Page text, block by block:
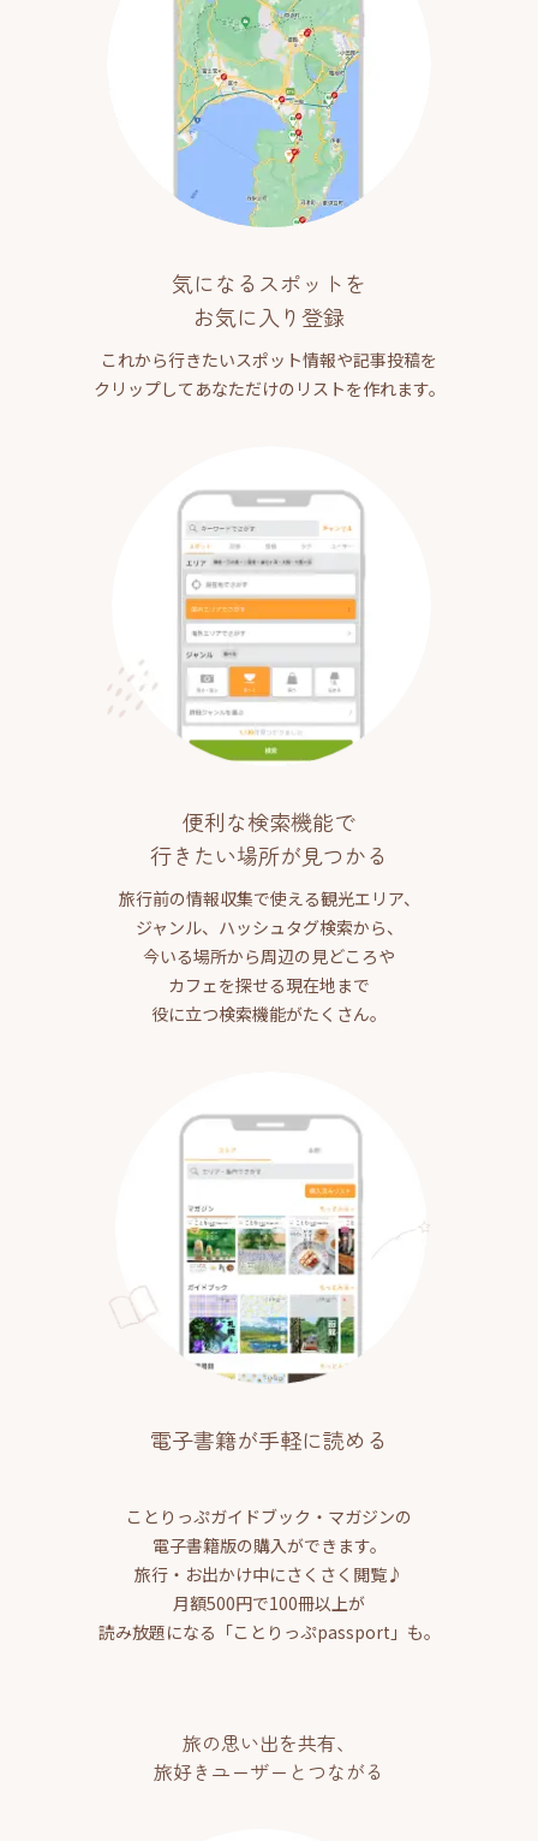
気になるスポットを
お気に入り登録
これから行きたいスポット情報や記事投稿を
クリップしてあなただけのリストを作れます。
便利な検索機能で
行きたい場所が見つかる
旅行前の情報収集で使える観光エリア、
ジャンル、ハッシュタグ検索から、
今いる場所から周辺の見どころや
カフェを探せる現在地まで
役に立つ検索機能がたくさん。
電子書籍が手軽に読める
ことりっぷガイドブック・マガジンの
電子書籍版の購入ができます。
旅行・お出かけ中にさくさく閲覧♪
月額500円で100冊以上が
読み放題になる「ことりっぷpassport」も。
旅の思い出を共有、
旅好きユーザーとつながる